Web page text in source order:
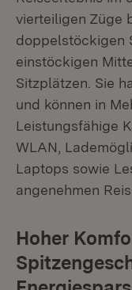
vierteiligen Züge
doppelstöckigen
einstöckigen
Sitzplätzen. Sie
und können in
Leistungsfähige
WLAN,
Laptops sowie
angenehmen
Hoher